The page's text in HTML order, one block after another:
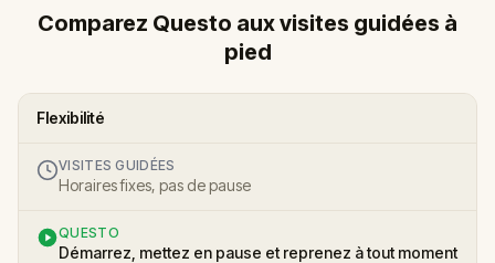
Comparez Questo aux visites guidées à
pied
Flexibilité
VISITES GUIDÉES
Horaires fixes, pas de pause
QUESTO
Démarrez, mettez en pause et reprenez à tout moment